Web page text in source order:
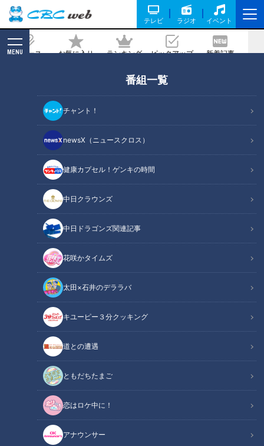
テレビ ラジオ イベント
ニュース お気に入り ランキング ピックアップ 新着記事
MENU
番組一覧
チャント！
newsX（ニュースクロス）
健康カプセル！ゲンキの時間
中日クラウンズ
中日ドラゴンズ関連記事
花咲かタイムズ
太田×石井のデララバ
キユーピー３分クッキング
道との遭遇
ともだちたまご
恋はロケ中に！
アナウンサー
川実桜アナ・瀧川幸樹アナ・友廣南実ア
ナ・中村彩賀アナ 30秒で自己紹介し
ます！
記事に戻る
画像： CBCテレビ『チャント！』
この記事の画像（全17枚）